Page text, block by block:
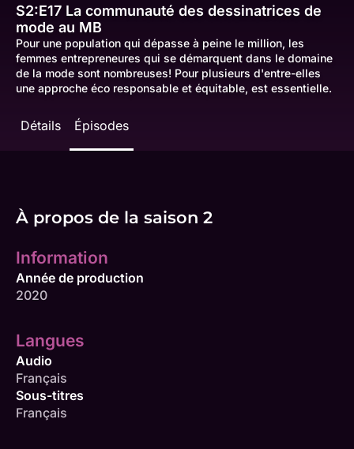
S2:E17 La communauté des dessinatrices de
mode au MB
Pour une population qui dépasse à peine le million, les
femmes entrepreneures qui se démarquent dans le domaine
de la mode sont nombreuses! Pour plusieurs d'entre-elles
une approche éco responsable et équitable, est essentielle.
Détails Épisodes
À propos de la saison 2
Information
Année de production
2020
Langues
Audio
Français
Sous-titres
Français